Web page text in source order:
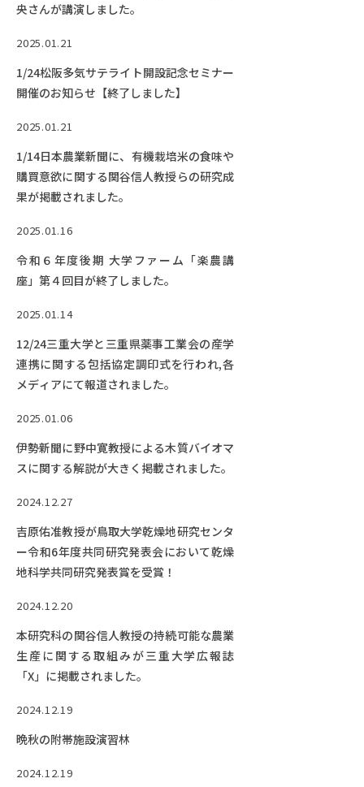
央さんが講演しました。
2025.01.21
1/24松阪多気サテライト開設記念セミナー
開催のお知らせ【終了しました】
2025.01.21
1/14日本農業新聞に、有機栽培米の食味や
購買意欲に関する関谷信人教授らの研究成
果が掲載されました。
2025.01.16
令和６年度後期 大学ファーム「楽農講
座」第４回目が終了しました。
2025.01.14
12/24三重大学と三重県薬事工業会の産学
連携に関する包括協定調印式を行われ,各
メディアにて報道されました。
2025.01.06
伊勢新聞に野中寛教授による木質バイオマ
スに関する解説が大きく掲載されました。
2024.12.27
吉原佑准教授が鳥取大学乾燥地研究センタ
ー令和6年度共同研究発表会において乾燥
地科学共同研究発表賞を受賞！
2024.12.20
本研究科の関谷信人教授の持続可能な農業
生産に関する取組みが三重大学広報誌
「X」に掲載されました。
2024.12.19
晩秋の附帯施設演習林
2024.12.19